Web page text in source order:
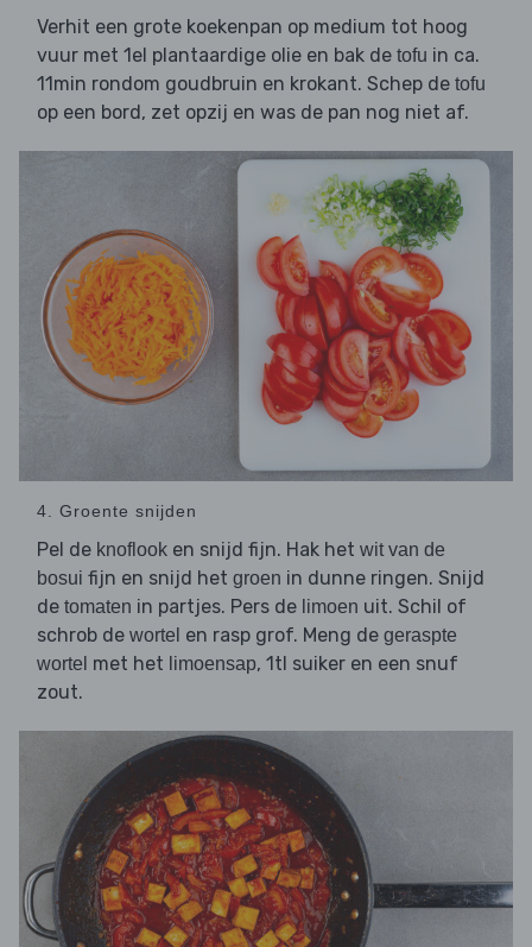
Verhit een grote koekenpan op medium tot hoog
vuur met 1el plantaardige olie en bak de tofu in ca.
11min rondom goudbruin en krokant. Schep de tofu
op een bord, zet opzij en was de pan nog niet af.
4. Groente snijden
Pel de knoflook en snijd fijn. Hak het wit van de
bosui fijn en snijd het groen in dunne ringen. Snijd
de tomaten in partjes. Pers de limoen uit. Schil of
schrob de wortel en rasp grof. Meng de geraspte
wortel met het limoensap, 1tl suiker en een snuf
zout.